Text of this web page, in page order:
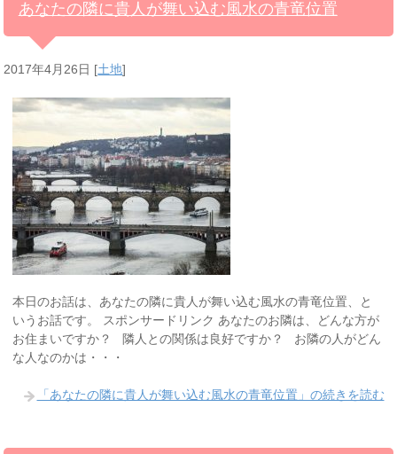
あなたの隣に貴人が舞い込む風水の青竜位置
2017年4月26日 [土地]
本日のお話は、あなたの隣に貴人が舞い込む風水の青竜位置、と
いうお話です。 スポンサードリンク あなたのお隣は、どんな方が
お住まいですか？ 隣人との関係は良好ですか？ お隣の人がどん
な人なのかは・・・
「あなたの隣に貴人が舞い込む風水の青竜位置」の続きを読む